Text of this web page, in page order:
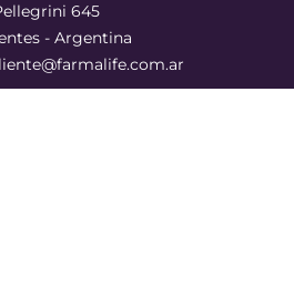
645
- Argentina